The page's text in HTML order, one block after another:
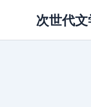
次世代